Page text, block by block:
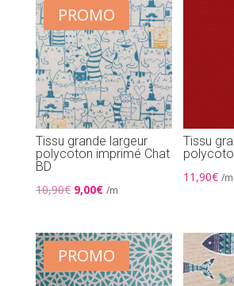
PROMO
Tissu grande largeur
polycoton imprimé Chat
BD
10,90€ Le
initial
était :
10,90€.
9,00€Le
actuel
est :
9,00€.
/m
Tissu
11,90€ /m
PROMO